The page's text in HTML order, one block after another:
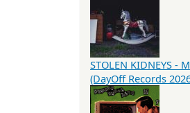
STOLEN KIDNEYS -
(DayOff Records